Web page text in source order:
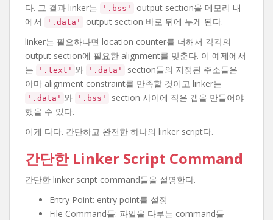
다. 그 결과 linker는
'.bss'
output section을 메모리 내
에서
'.data'
output section 바로 뒤에 두게 된다.
linker는 필요하다면 location counter를 더해서 각각의
output section에 필요한 alignment를 맞춘다. 이 예제에서
는
'.text' 와 '.data'
section들의 지정된 주소들은
아마 alignment constraint를 만족할 것이고 linker는
'.data' 와 '.bss'
section 사이에 작은 갭을 만들어야
했을 수 있다.
이게 다다. 간단하고 완전한 하나의 linker script다.
간단한 Linker Script Command
간단한 linker script command들을 설명한다.
Entry Point: entry point를 설정
File Command들: 파일을 다루는 command들